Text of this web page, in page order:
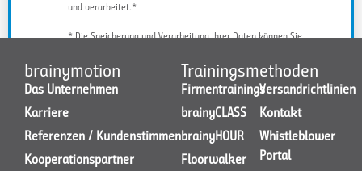
und verarbeitet.*
* Die Speicherung und Verarbeitung Ihrer Daten können Sie
JETZT KONTAKT AUFNEHMEN
brainymotion
Das Unternehmen
Karriere
Referenzen / Kundenstimmen
Kooperationspartner
Trainingsmethoden
Firmentrainings
brainyCLASS
brainyHOUR
Floorwalker
Versandrichtlinien
Kontakt
Whistleblower
Portal